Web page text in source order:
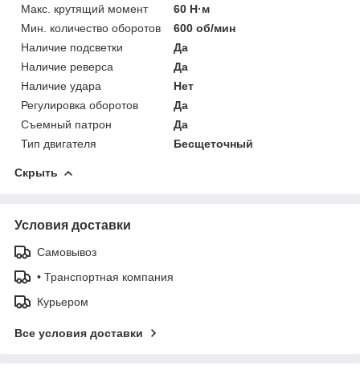
Макс. крутящий момент
60 Н·м
Мин. количество оборотов
600 об/мин
Наличие подсветки
Да
Наличие реверса
Да
Наличие удара
Нет
Регулировка оборотов
Да
Съемный патрон
Да
Тип двигателя
Бесщеточный
Скрыть
Условия доставки
Самовывоз
• Транспортная компания
Курьером
Все условия доставки